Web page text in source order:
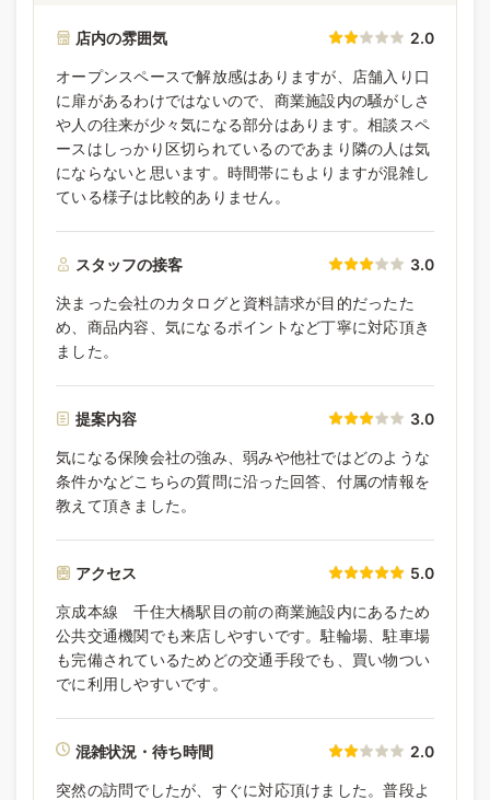
店内の雰囲気 2.0
オープンスペースで解放感はありますが、店舗入り口
に扉があるわけではないので、商業施設内の騒がしさ
や人の往来が少々気になる部分はあります。相談スペ
ースはしっかり区切られているのであまり隣の人は気
にならないと思います。時間帯にもよりますが混雑し
ている様子は比較的ありません。
スタッフの接客 3.0
決まった会社のカタログと資料請求が目的だったた
め、商品内容、気になるポイントなど丁寧に対応頂き
ました。
提案内容 3.0
気になる保険会社の強み、弱みや他社ではどのような
条件かなどこちらの質問に沿った回答、付属の情報を
教えて頂きました。
アクセス 5.0
京成本線 千住大橋駅目の前の商業施設内にあるため
公共交通機関でも来店しやすいです。駐輪場、駐車場
も完備されているためどの交通手段でも、買い物つい
でに利用しやすいです。
混雑状況・待ち時間 2.0
突然の訪問でしたが、すぐに対応頂けました。普段よ